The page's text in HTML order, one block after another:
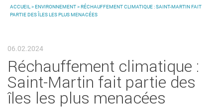
VOUS ÊTES ICI
ACCUEIL >ENVIRONNEMENT> RÉCHAUFFEMENT CLIMATIQUE : SAINT-MARTIN FAIT
PARTIE DES ÎLES LES PLUS MENACÉES
06.02.2024
Réchauffement climatique :
Saint-Martin fait partie des
îles les plus menacées